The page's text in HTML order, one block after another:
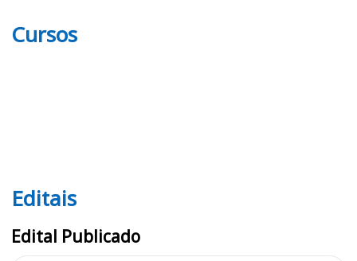
Cursos
Editais
Editais
Edital Publicado